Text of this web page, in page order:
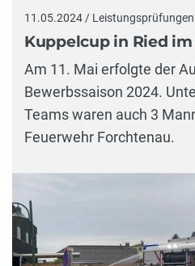
11.05.2024 / Leistungsprüfungen
Kuppelcup in Ried
Am 11. Mai erfolgte der
Bewerbssaison 2024.
Teams waren auch 3
Feuerwehr Forchtenau.